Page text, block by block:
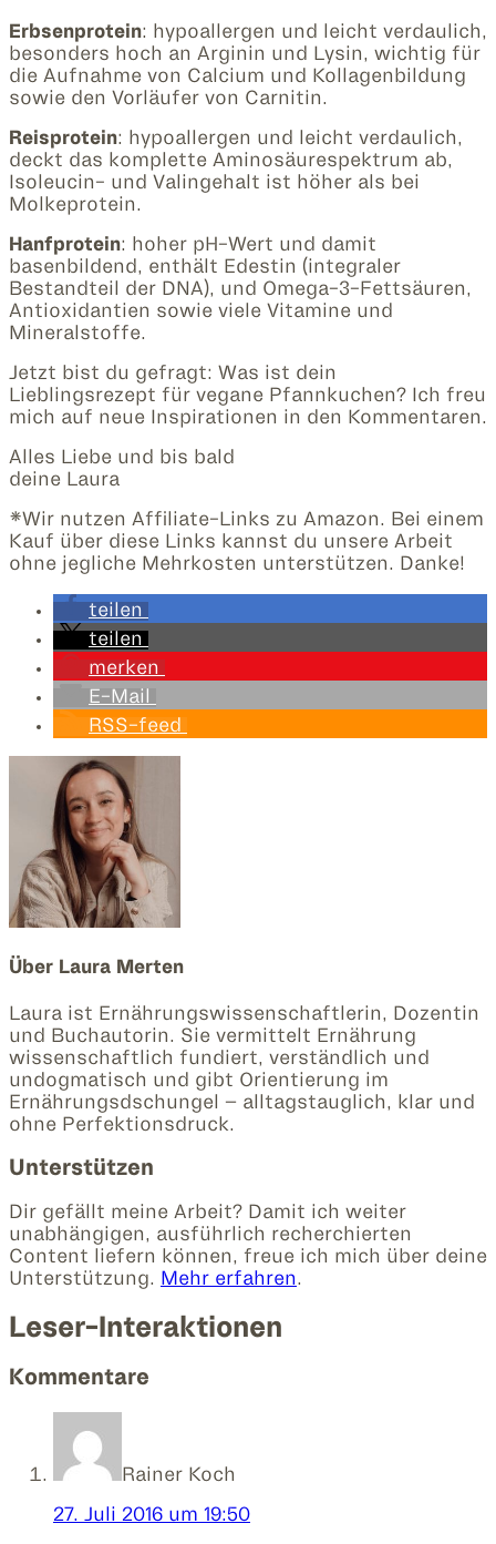
Erbsenprotein: hypoallergen und leicht verdaulich,
besonders hoch an Arginin und Lysin, wichtig für
die Aufnahme von Calcium und Kollagenbildung
sowie den Vorläufer von Carnitin.
Reisprotein: hypoallergen und leicht verdaulich,
deckt das komplette Aminosäurespektrum ab,
Isoleucin- und Valingehalt ist höher als bei
Molkeprotein.
Hanfprotein: hoher pH-Wert und damit
basenbildend, enthält Edestin (integraler
Bestandteil der DNA), und Omega-3-Fettsäuren,
Antioxidantien sowie viele Vitamine und
Mineralstoffe.
Jetzt bist du gefragt: Was ist dein
Lieblingsrezept für vegane Pfannkuchen? Ich freu
mich auf neue Inspirationen in den Kommentaren.
Alles Liebe und bis bald
deine Laura
*Wir nutzen Affiliate-Links zu Amazon. Bei einem
Kauf über diese Links kannst du unsere Arbeit
ohne jegliche Mehrkosten unterstützen. Danke!
teilen
teilen
merken
E-Mail
RSS-feed
Über Laura Merten
Laura ist Ernährungswissenschaftlerin, Dozentin
und Buchautorin. Sie vermittelt Ernährung
wissenschaftlich fundiert, verständlich und
undogmatisch und gibt Orientierung im
Ernährungsdschungel – alltagstauglich, klar und
ohne Perfektionsdruck.
Unterstützen
Dir gefällt meine Arbeit? Damit ich weiter
unabhängigen, ausführlich recherchierten
Content liefern können, freue ich mich über deine
Unterstützung. Mehr erfahren.
Leser-Interaktionen
Kommentare
Rainer Koch
27. Juli 2016 um 19:50